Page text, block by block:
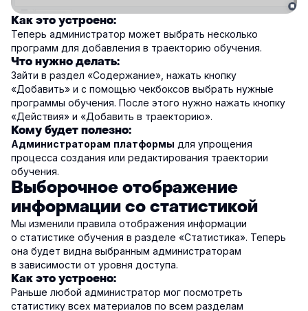
Как это устроено:
Теперь администратор может выбрать несколько
программ для добавления в траекторию обучения.
Что нужно делать:
Зайти в раздел «Содержание», нажать кнопку
«Добавить» и с помощью чекбоксов выбрать нужные
программы обучения. После этого нужно нажать кнопку
«Действия» и «Добавить в траекторию».
Кому будет полезно:
Администраторам платформы для упрощения
процесса создания или редактирования траектории
обучения.
Выборочное отображение
информации со статистикой
Мы изменили правила отображения информации
о статистике обучения в разделе «Статистика». Теперь
она будет видна выбранным администраторам
в зависимости от уровня доступа.
Как это устроено:
Раньше любой администратор мог посмотреть
статистику всех материалов по всем разделам